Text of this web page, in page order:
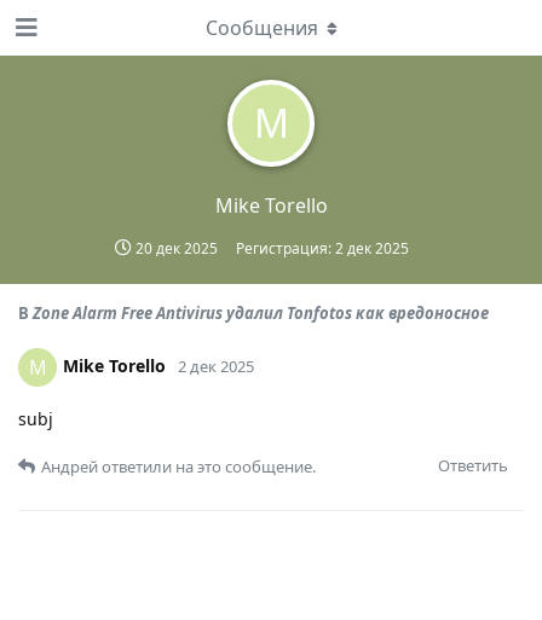
M
Mike Torello
20 дек 2025 Регистрация:2 дек 2025
Сообщения
ВZonе Alarm Free Antivirus удалил Tonfotos как вредоносное
M Mike Torello 2 дек 2025
subj
Ответить
Андрейответили на это сообщение.